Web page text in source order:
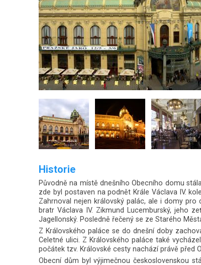
Historie
Původně na místě dnešního Obecního domu
zde byl postaven na podnět Krále Václava IV.
Zahrnoval nejen královský palác, ale i domy pro
bratr Václava IV. Zikmund Lucemburský, jeho
Jagellonský. Posledně řečený se ze Starého
Z Královského paláce se do dnešní doby
Celetné ulici. Z Královského paláce také
počátek tzv. Královské cesty nachází právě před
Obecní dům byl výjimečnou československou